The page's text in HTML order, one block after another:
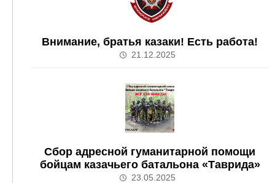
Внимание, братья казаки! Есть работа!
21.12.2025
Сбор адресной гуманитарной помощи
бойцам казачьего батальона «Таврида»
23.05.2025